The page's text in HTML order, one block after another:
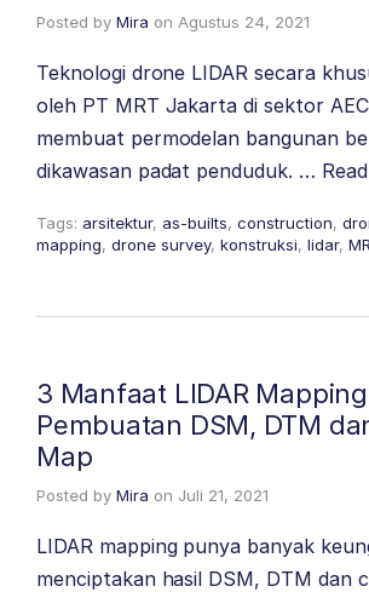
Posted by Mira on Agustus 24, 2021
Teknologi drone LIDAR secara
oleh PT MRT Jakarta di sektor
membuat permodelan bangunan
dikawasan padat penduduk. …
Tags: arsitektur, as-builts, construction,
mapping, drone survey, konstruksi, lidar,
3 Manfaat LIDAR
Pembuatan DSM, DTM
Map
Posted by Mira on Juli 21, 2021
LIDAR mapping punya banyak
menciptakan hasil DSM, DTM dan